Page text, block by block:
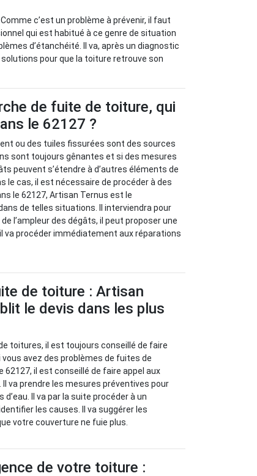
c’est un problème à prévenir, il faut
qui est habitué à ce genre de situation
d’étanchéité. Il va, après un diagnostic
pour que la toiture retrouve son
de fuite de toiture, qui
le 62127 ?
ou des tuiles fissurées sont des sources
sont toujours gênantes et si des mesures
peuvent s’étendre à d’autres éléments de
le cas, il est nécessaire de procéder à des
le 62127, Artisan Ternus est le
de telles situations. Il interviendra pour
l’ampleur des dégâts, il peut proposer une
va procéder immédiatement aux réparations
de toiture : Artisan
le devis dans les plus
toitures, il est toujours conseillé de faire
vous avez des problèmes de fuites de
62127, il est conseillé de faire appel aux
va prendre les mesures préventives pour
Il va par la suite procéder à un
les causes. Il va suggérer les
votre couverture ne fuie plus.
de votre toiture :